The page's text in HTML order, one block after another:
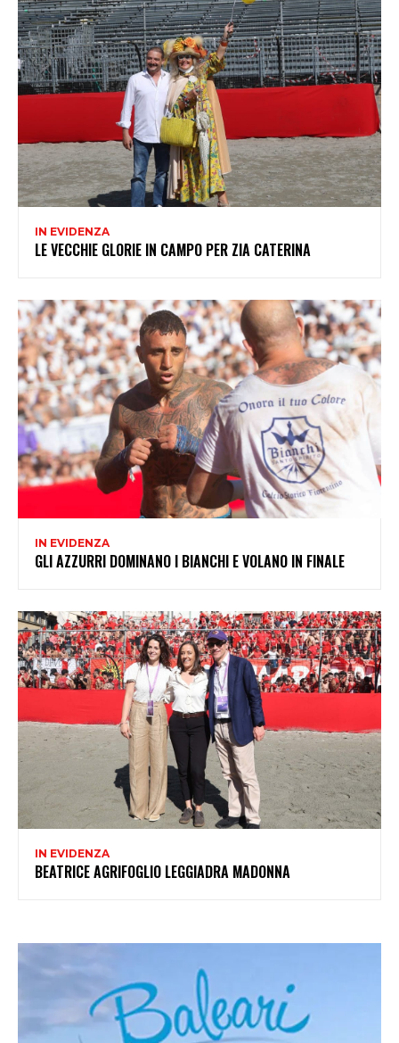
IN EVIDENZA
LE VECCHIE GLORIE IN CAMPO PER ZIA CATERINA
IN EVIDENZA
GLI AZZURRI DOMINANO I BIANCHI E VOLANO IN FINALE
IN EVIDENZA
BEATRICE AGRIFOGLIO LEGGIADRA MADONNA